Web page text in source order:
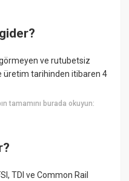
ve rutubetsiz
üretim tarihinden itibaren 4
tamamını burada okuyun:
TDI ve Common Rail